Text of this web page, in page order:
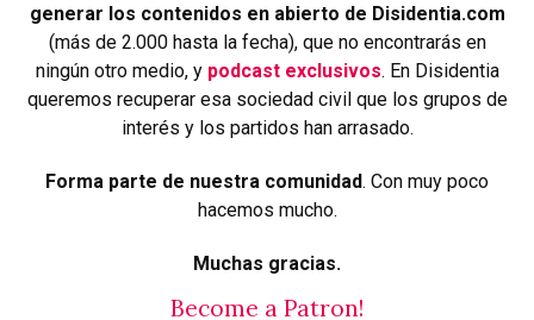
generar los contenidos en abierto de Disidentia.com
(más de 2.000 hasta la fecha), que no encontrarás en
ningún otro medio, y podcast exclusivos. En Disidentia
queremos recuperar esa sociedad civil que los grupos de
interés y los partidos han arrasado.
Forma parte de nuestra comunidad. Con muy poco
hacemos mucho.
Muchas gracias.
Become a Patron!